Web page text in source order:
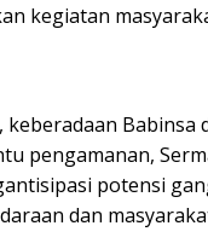
kegiatan
pengamanan,
potensi
dan